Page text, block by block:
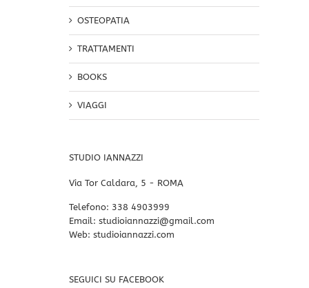
OSTEOPATIA
TRATTAMENTI
BOOKS
VIAGGI
STUDIO IANNAZZI
Via Tor Caldara, 5 - ROMA
Telefono: 338 4903999
Email: studioiannazzi@gmail.com
Web: studioiannazzi.com
SEGUICI SU FACEBOOK